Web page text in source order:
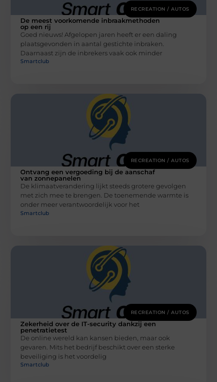
RECREATION / AUTOS
De meest voorkomende inbraakmethoden
op een rij
Goed nieuws! Afgelopen jaren heeft er een daling
plaatsgevonden in aantal gestichte inbraken.
Daarnaast zijn de inbrekers vaak ook minder
Smartclub
RECREATION / AUTOS
Ontvang een vergoeding bij de aanschaf
van zonnepanelen
De klimaatverandering lijkt steeds grotere gevolgen
met zich mee te brengen. De toenemende warmte is
onder meer verantwoordelijk voor het
Smartclub
RECREATION / AUTOS
Zekerheid over de IT-security dankzij een
penetratietest
De online wereld kan kansen bieden, maar ook
gevaren. Mits het bedrijf beschikt over een sterke
beveiliging is het voordelig
Smartclub